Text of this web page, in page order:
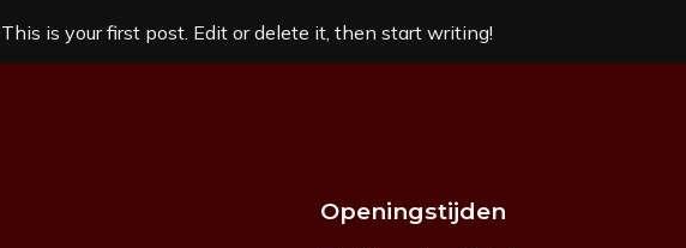
is your first post. Edit or delete it, then start writing!
Openingstijden